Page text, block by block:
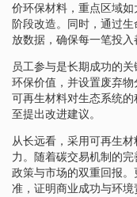
价环保材料，重点区域
阶段改造。同时，通过
放数据，确保每一笔投入
员工参与是长期成功的
环保价值，并设置废弃
可再生材料对生态系统
至提出改进建议。
从长远看，采用可再生
力。随着碳交易机制的
政策与市场的双重回报
准，证明商业成功与环境